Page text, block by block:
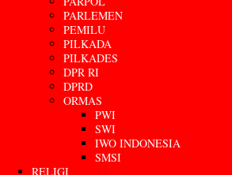
PARLEMEN
PEMILU
PILKADA
PILKADES
DPR RI
DPRD
ORMAS
PWI
SWI
IWO INDONESIA
SMSI
RELIGI